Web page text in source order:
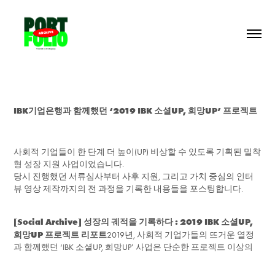
IBK기업은행과 함께했던 ‘2019 IBK 소셜UP, 희망UP’ 프로젝트
사회적 기업들이 한 단계 더 높이(UP) 비상할 수 있도록 기획된 밀착
형 성장 지원 사업이었습니다.
당시 진행했던 서류심사부터 사후 지원, 그리고 가치 중심의 인터
뷰 영상 제작까지의 전 과정을 기록한 내용들을 포스팅합니다.
[Social Archive] 성장의 궤적을 기록하다 : 2019 IBK 소셜UP,
희망UP 프로젝트 리포트2019년, 사회적 기업가들의 뜨거운 열정
과 함께했던 ‘IBK 소셜UP, 희망UP’ 사업은 단순한 프로젝트 이상의